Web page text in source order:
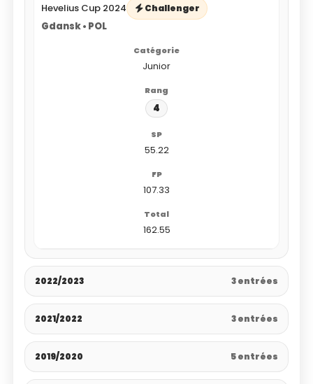
Hevelius Cup 2024 Challenger
Gdansk • POL
Junior
4
55.22
107.33
162.55
2022/2023 3 entrées
2021/2022 3 entrées
2019/2020 5 entrées